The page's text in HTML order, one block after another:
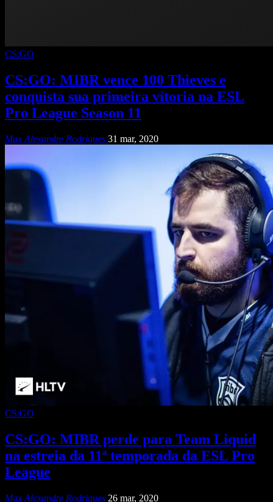
CS:GO
CS:GO: MIBR vence 100 Thieves e
conquista sua primeira vítoria na ESL
Pro League Season 11
Max Alexandre Rodrigues 31 mar, 2020
CS:GO
CS:GO: MIBR perde para Team Liquid
na estreia da 11ª temporada da ESL Pro
League
Max Alexandre Rodrigues 26 mar, 2020